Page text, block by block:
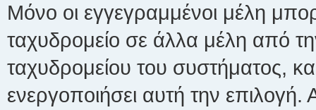
Μόνο οι εγγεγραμμένοι μέλη
ταχυδρομείο σε άλλα μέλη από
ταχυδρομείου του συστήματος,
ενεργοποιήσει αυτή την επιλογή.